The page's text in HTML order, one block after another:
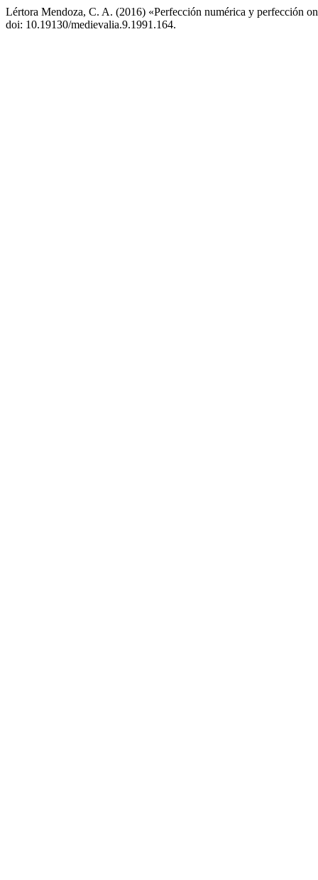
Lértora Mendoza, C. A. (2016) «Perfección numérica y perfección
doi: 10.19130/medievalia.9.1991.164.